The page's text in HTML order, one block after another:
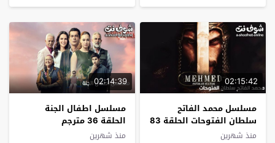
02:15:42
مسلسل محمد الفاتح
سلطان الفتوحات الحلقة 83
مترجم
منذ شهرين
02:14:39
مسلسل اطفال الجنة
الحلقة 36 مترجم
منذ شهرين